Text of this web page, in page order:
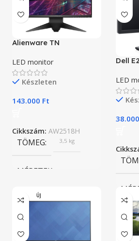
Alienware TN
LED monitor
Készleten
143.000 Ft
Cikkszám: AW2518H
TÖMEG 3,5 kg
MÉRETEK
55,5 × 64,6 × 41,8 cm
Dell
LED
38.000
51,2
ÚJ